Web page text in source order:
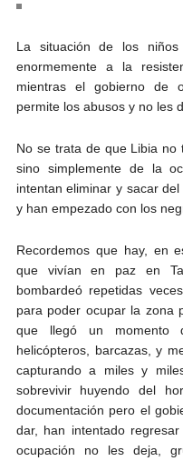
La situación de los niños
enormemente a la
mientras el gobierno de
permite los abusos y no les
No se trata de que Libia no
sino simplemente de la
intentan eliminar y sacar
y han empezado con los
Recordemos que hay, en
que vivían en paz en
bombardeó repetidas
para poder ocupar la zona
que llegó un momento
helicópteros, barcazas, y
capturando a miles y
sobrevivir huyendo del
documentación pero el
dar, han intentado
ocupación no les deja,